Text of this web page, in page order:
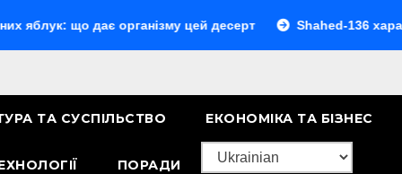
дає організму цей десерт Shahed-136
ТА СУСПІЛЬСТВО ЕКОНОМІКА ТА БІЗНЕС
ПОРАДИ